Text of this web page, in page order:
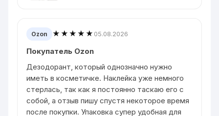
Ozon ★★★★★ 05.08.2026
Покупатель Ozon
Дезодорант, который однозначно нужно
иметь в косметичке. Наклейка уже немного
стерлась, так как я постоянно таскаю его с
собой, а отзыв пишу спустя некоторое время
после покупки. Упаковка супер удобная для